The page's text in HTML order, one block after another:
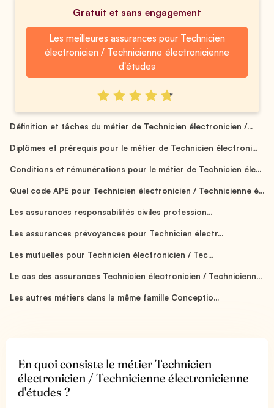
Gratuit et sans engagement
Les meilleures assurances pour Technicien
électronicien / Technicienne électronicienne
d'études
Définition et tâches du métier de Technicien électronicien /...
Diplômes et prérequis pour le métier de Technicien électroni...
Conditions et rémunérations pour le métier de Technicien éle...
Quel code APE pour Technicien électronicien / Technicienne é...
Les assurances responsabilités civiles profession...
Les assurances prévoyances pour Technicien électr...
Les mutuelles pour Technicien électronicien / Tec...
Le cas des assurances Technicien électronicien / Technicienn...
Les autres métiers dans la même famille Conceptio...
En quoi consiste le métier Technicien
électronicien / Technicienne électronicienne
d'études ?